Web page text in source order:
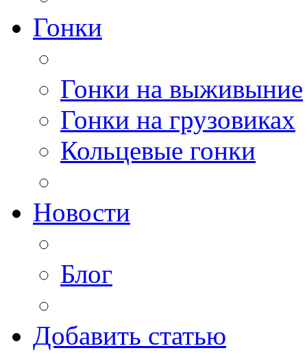
Гонки
Гонки на выживыние
Гонки на грузовиках
Кольцевые гонки
Новости
Блог
Добавить статью